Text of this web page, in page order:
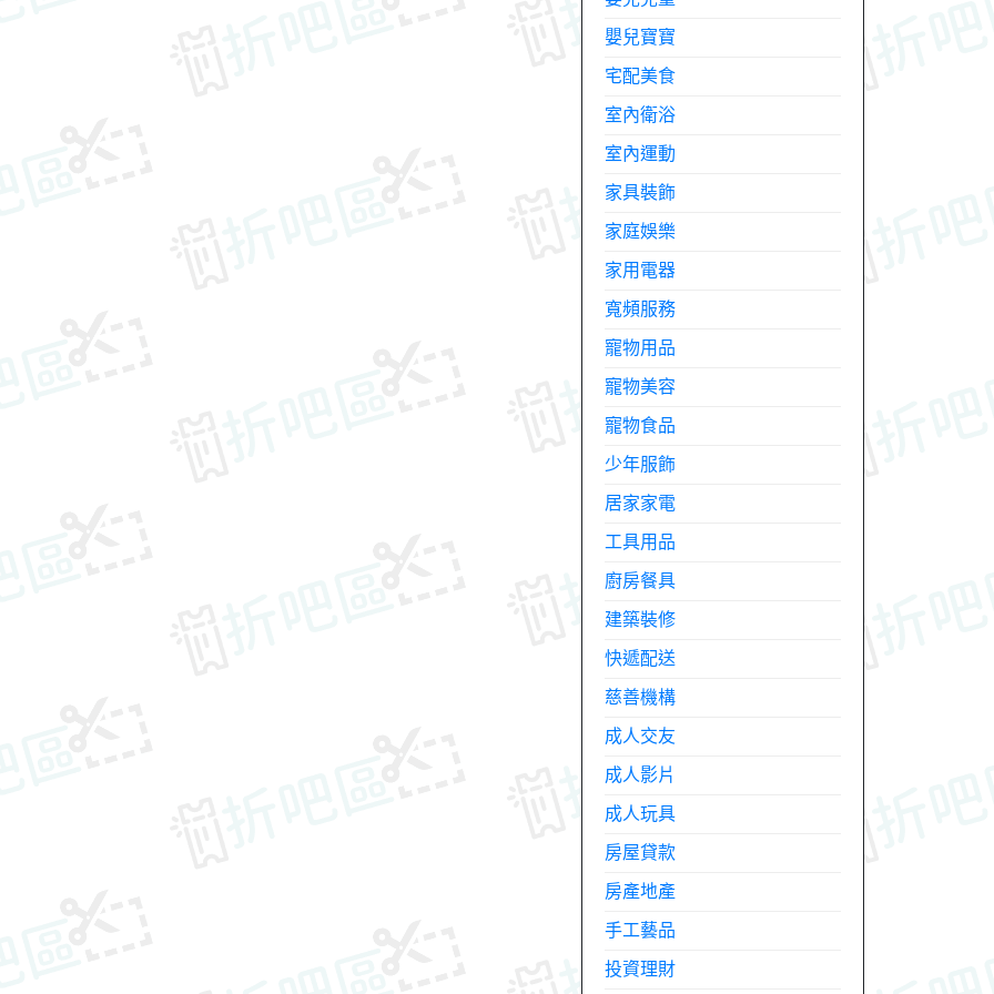
嬰兒寶寶
宅配美食
室內衛浴
室內運動
家具裝飾
家庭娛樂
家用電器
寬頻服務
寵物用品
寵物美容
寵物食品
少年服飾
居家家電
工具用品
廚房餐具
建築裝修
快遞配送
慈善機構
成人交友
成人影片
成人玩具
房屋貸款
房產地產
手工藝品
投資理財